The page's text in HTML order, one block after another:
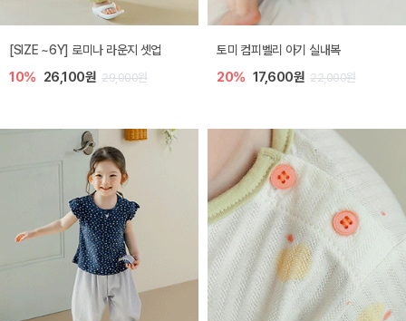
[SIZE ~6Y] 로미나 라운지 셋업
10% 26,100원 29,000원
토미 컴피벨리 아기 실내복
20% 17,600원 22,000원